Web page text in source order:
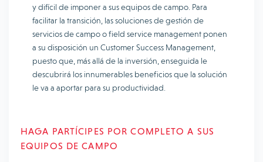
y difícil de imponer a sus equipos de campo. Para
facilitar la transición, las soluciones de gestión de
servicios de campo o field service management ponen
a su disposición un Customer Success Management,
puesto que, más allá de la inversión, enseguida le
descubrirá los innumerables beneficios que la solución
le va a aportar para su productividad.
HAGA PARTÍCIPES POR COMPLETO A SUS
EQUIPOS DE CAMPO